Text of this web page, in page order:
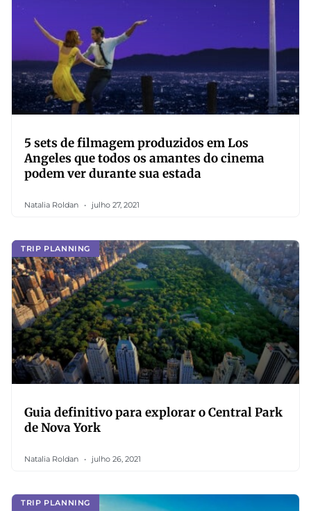
5 sets de filmagem produzidos em Los
Angeles que todos os amantes do cinema
podem ver durante sua estada
Natalia Roldan julho 27, 2021
TRIP PLANNING
Guia definitivo para explorar o Central Park
de Nova York
Natalia Roldan julho 26, 2021
TRIP PLANNING